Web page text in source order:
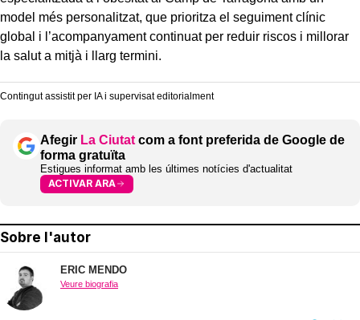
model més personalitzat, que prioritza el seguiment clínic
global i l’acompanyament continuat per reduir riscos i millorar
la salut a mitjà i llarg termini.
Contingut assistit per IA i supervisat editorialment
Afegir La Ciutat com a font preferida de Google de
forma gratuïta
Estigues informat amb les últimes notícies d'actualitat
ACTIVAR ARA
Sobre l'autor
ERIC MENDO
Veure biografia